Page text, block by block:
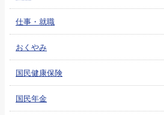
仕事・就職
おくやみ
国民健康保険
国民年金